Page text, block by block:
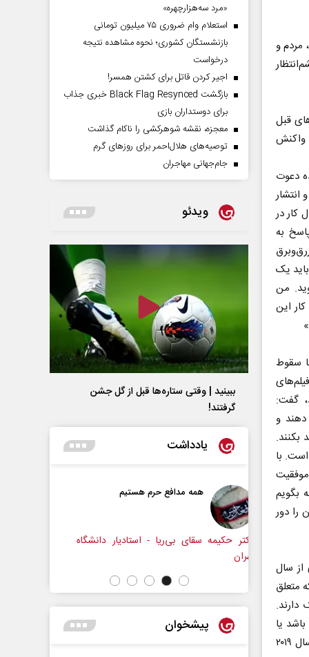
مردم و
قبل
واکنش
دعوت
انتشار
کار در
به
یک
من
این
با سقوط
گفت:
دهند و
بکنند.
با
بگویم
را دور
از سال
متعلق
یا
گودزیلا. همان سال به این نکته اشاره کردم که برای این نوع سریال‌ها سالی بهتر از سال ۲۰۱۹
«مرد سه‌هزارچهره»
استعلام وام ضروری ۷۵ میلیون تومانی
بازنشستگان کشوری؛ نحوه مشاهده نتیجه
درخواست
اجیر کردن قاتل برای کشتن همسر!
بازگشت Black Flag Resynced خبری جذاب
برای دوستداران بازی
معجزه، نقشه شوهرکشی را ناکام گذاشت
توصیه‌های هلال‌احمر برای روز‌های گرم
جام‌جهانی مهاجران
ویدئو
ببینید | وقتی ستاره‌ها قبل از گل جشن
گرفتند!
یادداشت
هستیم
استادیار دانشگاه
حکایت یک تاریخ و دو زندگی
پیشخوان